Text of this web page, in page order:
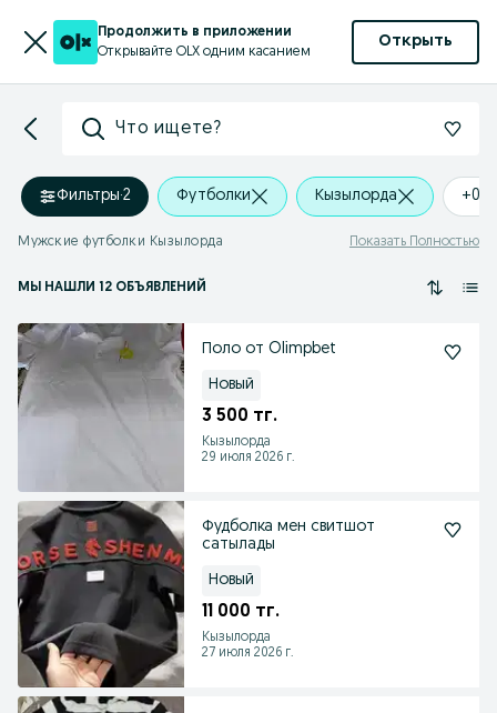
Продолжить в приложении
Открывайте OLX одним касанием
Открыть
Что ищете?
Фильтры·2 Футболки Кызылорда +0
Мужские футболки Кызылорда Показать Полностью
МЫ НАШЛИ 12 ОБЪЯВЛЕНИЙ
Поло от Olimpbet
Новый
3 500 тг.
Кызылорда
29 июля 2026 г.
Фудболка мен свитшот
сатылады
Новый
11 000 тг.
Кызылорда
27 июля 2026 г.